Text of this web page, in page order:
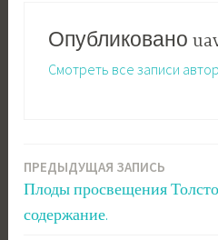
Опубликовано
Смотреть все записи
Навигация
ПРЕДЫДУЩАЯ ЗАПИСЬ
Плоды просвещения
содержание.